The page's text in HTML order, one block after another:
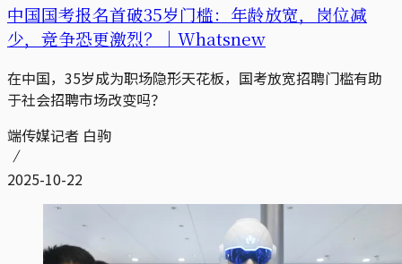
中国国考报名首破35岁门槛：年龄放宽，岗位减
少，竞争恐更激烈？｜Whatsnew
在中国，35岁成为职场隐形天花板，国考放宽招聘门槛有助
于社会招聘市场改变吗？
端传媒记者 白驹
2025-10-22